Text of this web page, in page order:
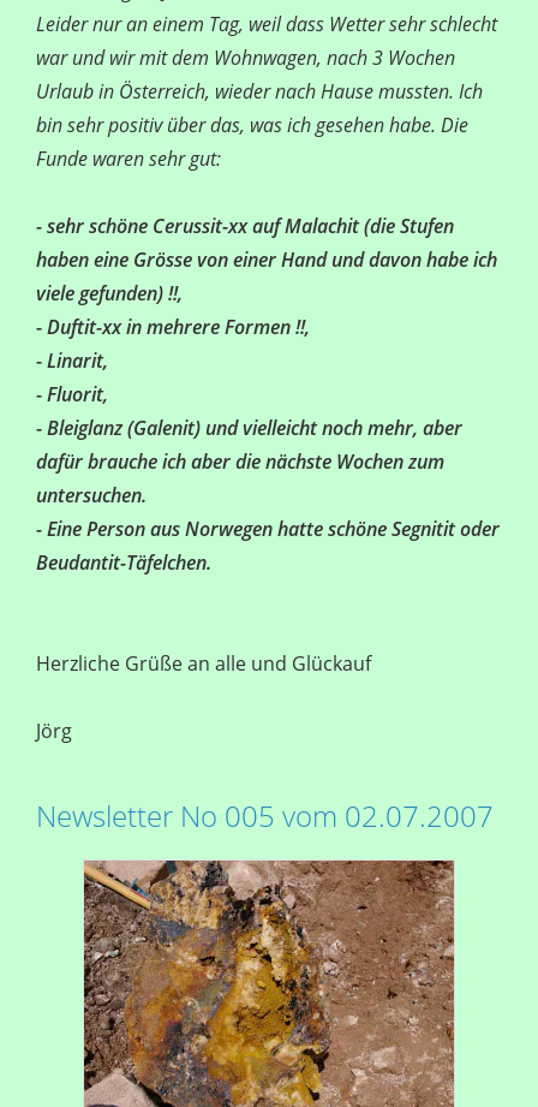
Leider nur an einem Tag, weil dass Wetter sehr schlecht
war und wir mit dem Wohnwagen, nach 3 Wochen
Urlaub in Österreich, wieder nach Hause mussten. Ich
bin sehr positiv über das, was ich gesehen habe. Die
Funde waren sehr gut:
- sehr schöne Cerussit-xx auf Malachit (die Stufen
haben eine Grösse von einer Hand und davon habe ich
viele gefunden) !!,
-Duftit-xx in mehrere Formen !!,
-Linarit,
-Fluorit,
-Bleiglanz (Galenit) und vielleicht noch mehr, aber
dafür brauche ich aber die nächste Wochen zum
untersuchen.
- Eine Person aus Norwegen hatte schöne Segnitit oder
Beudantit-Täfelchen.
Herzliche Grüße an alle und Glückauf
Jörg
Newsletter No 005 vom 02.07.2007